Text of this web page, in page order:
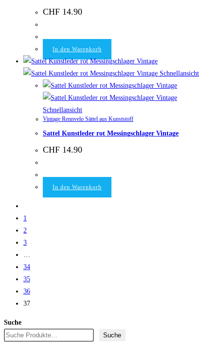
CHF 14.90
In den Warenkorb
Schnellansicht
Schnellansicht
Vintage Rennvelo Sättel aus Kunststoff
Sattel Kunstleder rot Messingschlager Vintage
CHF 14.90
In den Warenkorb
1
2
3
34
35
36
37
Suche
Suche